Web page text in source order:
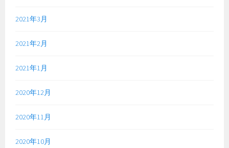
2021年3月
2021年2月
2021年1月
2020年12月
2020年11月
2020年10月